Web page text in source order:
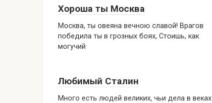
Хороша ты Москва
Москва, ты овеяна вечною славой! Врагов
победила ты в грозных боях, Стоишь, как
могучий
Любимый Сталин
Много есть людей великих, чьи дела в веках